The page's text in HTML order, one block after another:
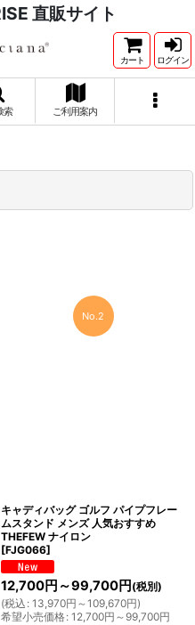
直販サイト
カート ログイン
索 ご利用案内
No.2
キャディバッグ ゴルフ パイプフレー
ムスタンド メンズ 人気おすすめ
THEFEW ナイロン
[FJG066]
12,700円 ～99,700円 (税別)
(税込 : 13,970円 ～109,670円)
希望小売価格: 12,700円 ～99,700円